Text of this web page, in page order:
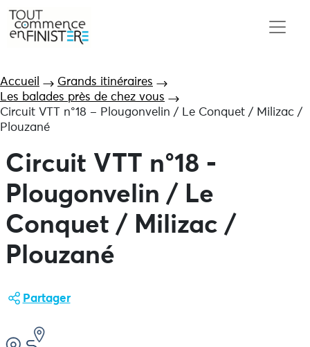
Accueil
Grands itinéraires
Les balades près de chez vous
Circuit VTT n°18 – Plougonvelin / Le Conquet / Milizac /
Plouzané
Circuit VTT n°18 -
Plougonvelin / Le
Conquet / Milizac /
Plouzané
Partager